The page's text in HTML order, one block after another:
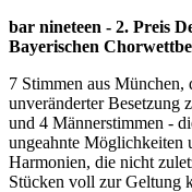
bar nineteen - 2. Preis
Bayerischen
7 Stimmen aus München,
unveränderter Besetzung
und 4 Männerstimmen -
ungeahnte Möglichkeiten
Harmonien, die nicht
Stücken voll zur Geltung